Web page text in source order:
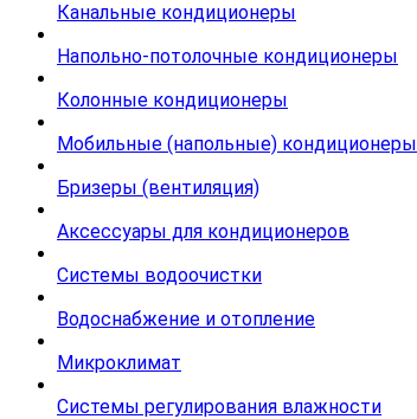
Канальные кондиционеры
Напольно-потолочные кондиционеры
Колонные кондиционеры
Мобильные (напольные) кондиционеры
Бризеры (вентиляция)
Аксессуары для кондиционеров
Системы водоочистки
Водоснабжение и отопление
Микроклимат
Системы регулирования влажности